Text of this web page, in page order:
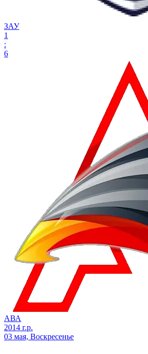
ЗАУ
1
:
6
АВА
2014 г.р.
03 мая, Воскресенье